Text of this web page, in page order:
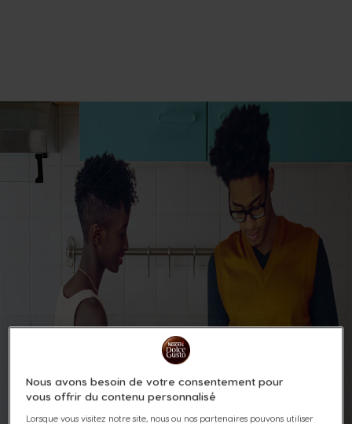
Nous avons besoin de votre consentement pour
vous offrir du contenu personnalisé
Lorsque vous visitez notre site, nous ou nos partenaires pouvons utiliser